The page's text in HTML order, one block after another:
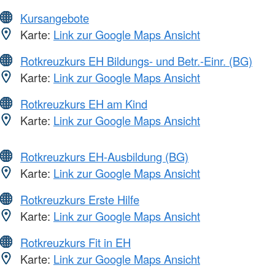
Kursangebote
Karte: Link zur Google Maps Ansicht
Rotkreuzkurs EH Bildungs- und Betr.-Einr. (BG)
Karte: Link zur Google Maps Ansicht
Rotkreuzkurs EH am Kind
Karte: Link zur Google Maps Ansicht
Rotkreuzkurs EH-Ausbildung (BG)
Karte: Link zur Google Maps Ansicht
Rotkreuzkurs Erste Hilfe
Karte: Link zur Google Maps Ansicht
Rotkreuzkurs Fit in EH
Karte: Link zur Google Maps Ansicht